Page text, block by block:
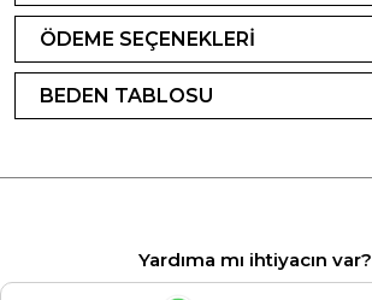
ÖDEME SEÇENEKLERİ
BEDEN TABLOSU
Yardıma mı ihtiyacın var?